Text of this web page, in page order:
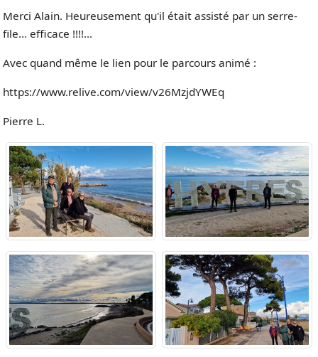
Merci Alain. Heureusement qu'il était assisté par un serre-
file... efficace !!!!…
Avec quand même le lien pour le parcours animé :
https://www.relive.com/view/v26MzjdYWEq
Pierre L.